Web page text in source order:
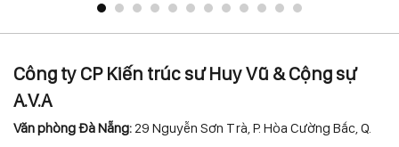
Công ty CP Kiến trúc sư Huy Vũ & Cộng sự
A.V.A
Văn phòng Đà Nẵng:29 Nguyễn Sơn Trà, P. Hòa Cường Bắc, Q.